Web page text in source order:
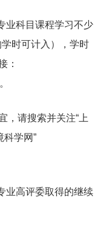
科目课程学习不少
时可计入），学时
：
请搜索并关注“上
科学网”
高评委取得的继续